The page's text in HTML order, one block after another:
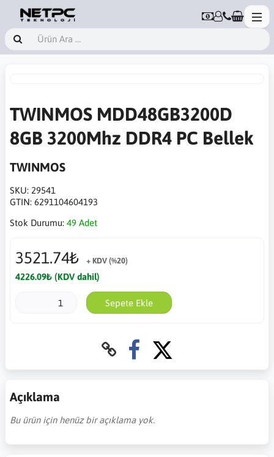
TWINMOS MDD48GB3200D
8GB 3200Mhz DDR4 PC Bellek
TWINMOS
SKU: 29541
GTIN: 6291104604193
Stok Durumu: 49 Adet
3521.74₺ + KDV (%20)
4226.09₺ (KDV dahil)
Sepete Ekle
Açıklama
Bu ürün için henüz bir açıklama yok.